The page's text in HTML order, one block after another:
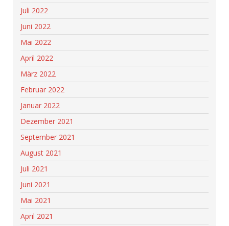
Juli 2022
Juni 2022
Mai 2022
April 2022
März 2022
Februar 2022
Januar 2022
Dezember 2021
September 2021
August 2021
Juli 2021
Juni 2021
Mai 2021
April 2021